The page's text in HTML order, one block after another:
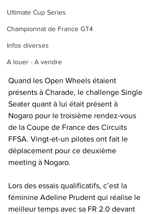
Ultimate Cup Series
Championnat de France GT4
Infos diverses
A louer - A vendre
Quand les Open Wheels étaient
présents à Charade, le challenge Single
Seater quant à lui était présent à
Nogaro pour le troisième rendez-vous
de la Coupe de France des Circuits
FFSA. Vingt-et-un pilotes ont fait le
déplacement pour ce deuxième
meeting à Nogaro.
Lors des essais qualificatifs, c’est la
féminine Adeline Prudent qui réalise le
meilleur temps avec sa FR 2.0 devant